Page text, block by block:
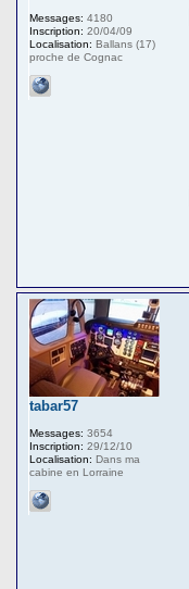
Messages: 4180
Inscription: 20/04/09
Localisation: Ballans (17)
proche de Cognac
tabar57
Messages: 3654
Inscription: 29/12/10
Localisation: Dans ma
cabine en Lorraine